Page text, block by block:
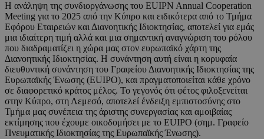
Η ανάληψη της συνδιοργάνωσης του EUIPN Annual Cooperation
Meeting για το 2025 από την Κύπρο και ειδικότερα από το Τμήμα
Εφόρου Εταιρειών και Διανοητικής Ιδιοκτησίας, αποτελεί για εμάς
μια ιδιαίτερη τιμή αλλά και μια σημαντική αναγνώριση του ρόλου
που διαδραματίζει η χώρα μας στον ευρωπαϊκό χάρτη της
Διανοητικής Ιδιοκτησίας. Η συνάντηση αυτή είναι η κορυφαία
διευθυντική συνάντηση του Γραφείου Διανοητικής Ιδιοκτησίας της
Ευρωπαϊκής Ένωσης (EUIPO), και πραγματοποιείται κάθε χρόνο
σε διαφορετικό κράτος μέλος. Το γεγονός ότι φέτος φιλοξενείται
στην Κύπρο, στη Λεμεσό, αποτελεί ένδειξη εμπιστοσύνης στo
Τμήμα μας συνέπεια της άριστης συνεργασίας και αμοιβαίας
εκτίμησης που έχουμε οικοδομήσει με το EUIPO (σημ. Γραφείο
Πνευματικής Ιδιοκτησίας της Ευρωπαϊκής Ένωσης).